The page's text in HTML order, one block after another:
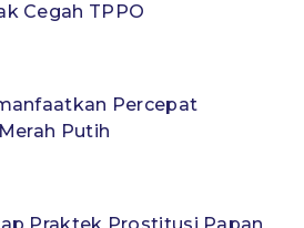
Cegah TPPO
Percepat
Putih